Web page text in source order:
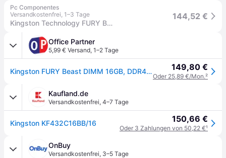
Pc Componentes
Versandkostenfrei, 1–3 Tage
Kingston Technology FURY Beast Speichermodul 1 x 16 GB 1600 MHz (KF432C16BB/16)
144,52 €
Office Partner
5,99 € Versand, 1–2 Tage
Kingston FURY Beast DIMM 16GB, DDR4-3200, CL16-18-18 149,80 €
Oder 25,89 €/Mon.²
Kaufland.de
Versandkostenfrei, 4–7 Tage
Kingston KF432C16BB/16 150,66 €
Oder 3 Zahlungen von 50,22 €¹
OnBuy
Versandkostenfrei, 3–5 Tage